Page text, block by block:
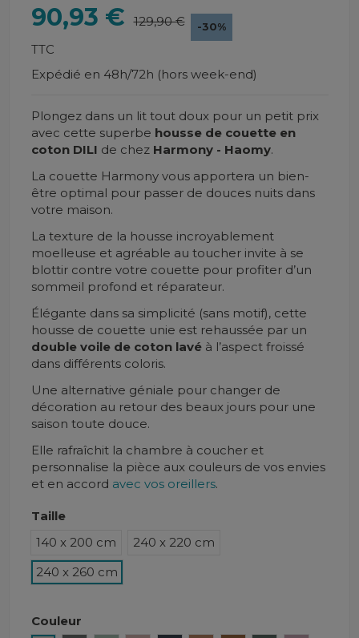
90,93 € 129,90 € -30%
TTC
Expédié en 48h/72h (hors week-end)
Plongez dans un lit tout doux pour un petit prix
avec cette superbe housse de couette en
coton DILI de chez Harmony - Haomy.
La couette Harmony vous apportera un bien-
être optimal pour passer de douces nuits dans
votre maison.
La texture de la housse incroyablement
moelleuse et agréable au toucher invite à se
blottir contre votre couette pour profiter d’un
sommeil profond et réparateur.
Élégante dans sa simplicité (sans motif), cette
housse de couette unie est rehaussée par un
double voile de coton lavéà l’aspect froissé
dans différents coloris.
Une alternative géniale pour changer de
décoration au retour des beaux jours pour une
saison toute douce.
Elle rafraîchit la chambre à coucher et
personnalise la pièce aux couleurs de vos envies
et en accord avec vos oreillers.
Taille
140 x 200 cm
240 x 220 cm
240 x 260 cm
Couleur